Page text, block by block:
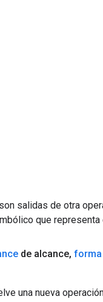
salidas de otra
que representa
de alcance, forma
una nueva